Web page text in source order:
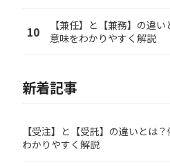
10
【兼任】と【兼務】の違
意味をわかりやすく解説
新着記事
【受注】と【受託】の違いとは
わかりやすく解説